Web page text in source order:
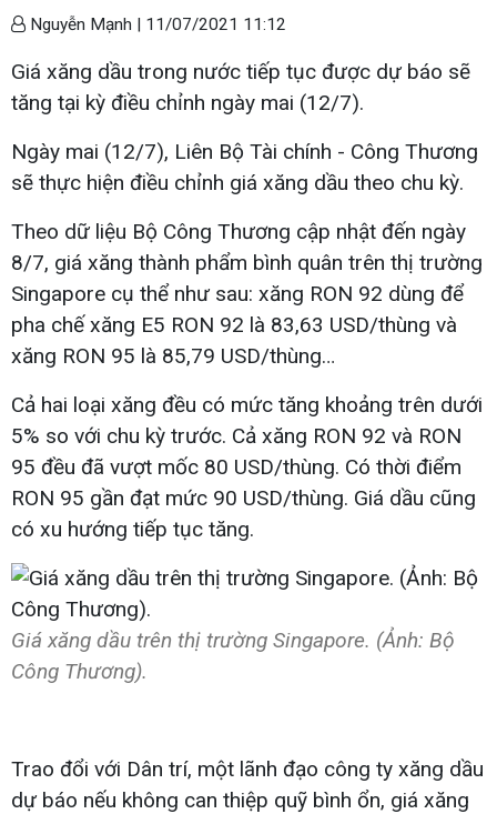
Nguyễn Mạnh | 11/07/2021 11:12
Giá xăng dầu trong nước tiếp tục được dự báo sẽ
tăng tại kỳ điều chỉnh ngày mai (12/7).
Ngày mai (12/7), Liên Bộ Tài chính - Công Thương
sẽ thực hiện điều chỉnh giá xăng dầu theo chu kỳ.
Theo dữ liệu Bộ Công Thương cập nhật đến ngày
8/7, giá xăng thành phẩm bình quân trên thị trường
Singapore cụ thể như sau: xăng RON 92 dùng để
pha chế xăng E5 RON 92 là 83,63 USD/thùng và
xăng RON 95 là 85,79 USD/thùng…
Cả hai loại xăng đều có mức tăng khoảng trên dưới
5% so với chu kỳ trước. Cả xăng RON 92 và RON
95 đều đã vượt mốc 80 USD/thùng. Có thời điểm
RON 95 gần đạt mức 90 USD/thùng. Giá dầu cũng
có xu hướng tiếp tục tăng.
Giá xăng dầu trên thị trường Singapore. (Ảnh: Bộ
Công Thương).
Trao đổi với Dân trí, một lãnh đạo công ty xăng dầu
dự báo nếu không can thiệp quỹ bình ổn, giá xăng